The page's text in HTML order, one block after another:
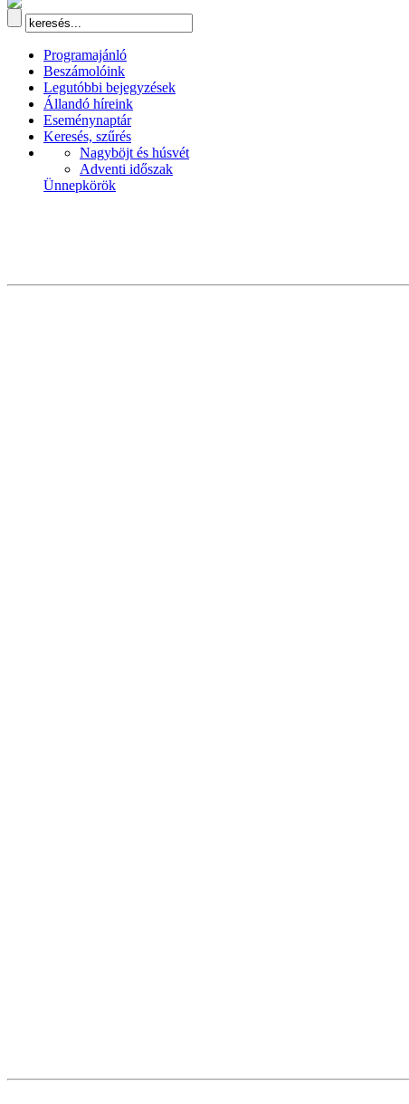
Programajánló
Beszámolóink
Legutóbbi bejegyzések
Állandó híreink
Eseménynaptár
Keresés, szűrés
Nagyböjt és húsvét
Adventi időszak
Ünnepkörök